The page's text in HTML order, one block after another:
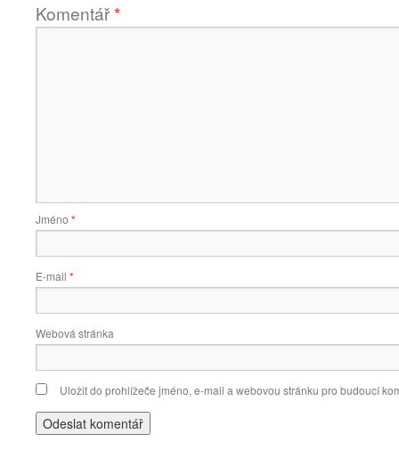
Komentář*
Jméno *
E-mail *
Webová stránka
Uložit do prohlížeče jméno, e-mail a webovou stránku pro budoucí